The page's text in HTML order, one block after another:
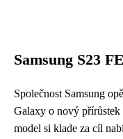
Samsung S23
Společnost Samsung
Galaxy o nový přírůstek
model si klade za cíl